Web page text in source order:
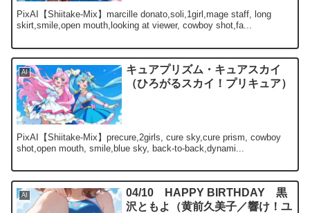
PixAI【Shiitake-Mix】marcille donato,soli,1girl,mage staff, long
skirt,smile,open mouth,looking at viewer, cowboy shot,fa...
AI
キュアプリズム・キュアスカイ
（ひろがるスカイ！プリキュア）
PixAI【Shiitake-Mix】precure,2girls, cure sky,cure prism, cowboy
shot,open mouth, smile,blue sky, back-to-back,dynami...
AI
04/10 HAPPY BIRTHDAY 黒
沢ともよ（黄前久美子／響け！ユ